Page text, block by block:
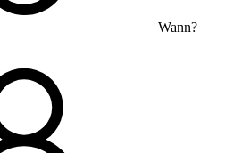
Wann?